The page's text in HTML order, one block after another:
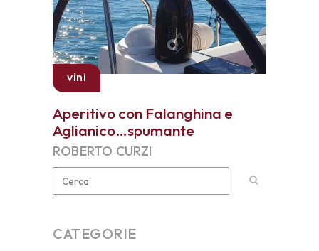
vini
Aperitivo con Falanghina e
Aglianico…spumante
ROBERTO CURZI
CATEGORIE